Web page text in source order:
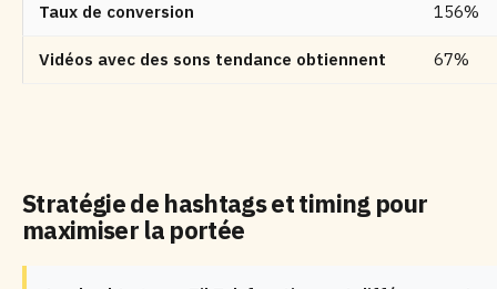
Taux de conversion 156%
Vidéos avec des sons tendance obtiennent 67%
Stratégie de hashtags et timing pour
maximiser la portée